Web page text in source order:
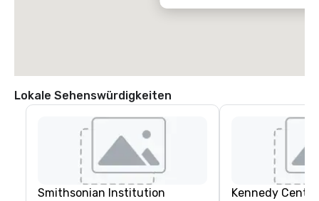
Lokale Sehenswürdigkeiten
Smithsonian Institution
Kennedy